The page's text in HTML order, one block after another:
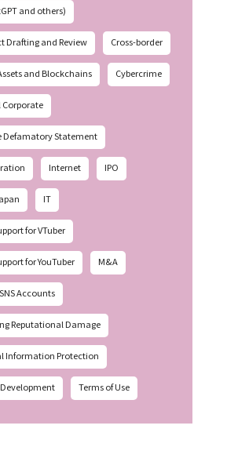
and others)
Drafting and Review Cross-border
and Blockchains Cybercrime
Corporate
Defamatory Statement
Internet IPO
IT
for VTuber
for YouTuber M&A
Accounts
Reputational Damage
Information Protection
Terms of Use